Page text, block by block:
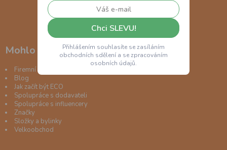
Mohlo by vás zajímat
Firemní dárky
Blog
Jak začít být ECO
Spolupráce s dodavateli
Spolupráce s influencery
Značky
Složky a bylinky
Velkoobchod
Chci SLEVU!
Přihlášením souhlasíte se zasíláním
obchodních sdělení a se zpracováním
osobních údajů.